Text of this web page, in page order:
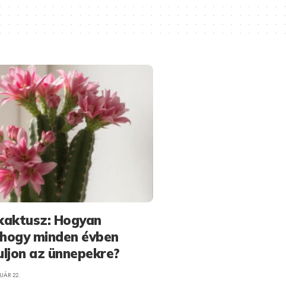
Hogyan
minden évben
az ünnepekre?
22.